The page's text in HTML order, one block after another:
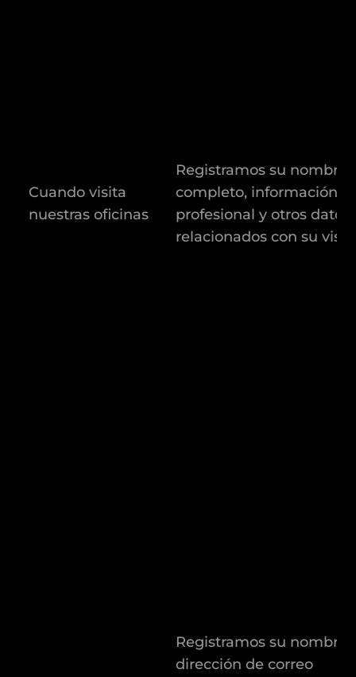
Cuando visita
nuestras oficinas
Registramos su nombre
completo, información
profesional y otros datos
relacionados con su
Registramos su nombre,
dirección de correo